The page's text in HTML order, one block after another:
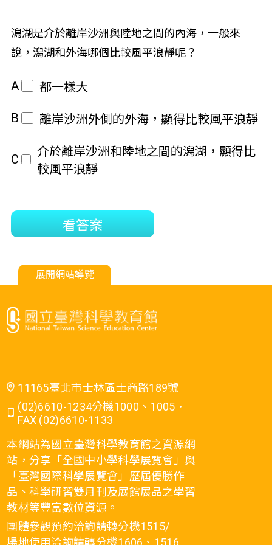
潟湖是介於離岸沙洲與陸地之間的內海，一般來
說，潟湖和外海哪個比較風平浪靜呢？
A 都一樣大
B 離岸沙洲外側的外海，顯得比較風平浪靜
C
介於離岸沙洲和陸地之間的潟湖，顯得比
較風平浪靜
看答案
展開網站導覽
11165臺北市士林區士商路189號
(02)6610-1234分機1000、1005．
FAX (02)6610-1133
本網站為國立臺灣科學教育館之資源網
站，分享「全國中小學科學展覽會」與
「臺灣國際科學展覽會」歷屆優勝作
品、科學研習雙月刊及展館展品之學習
教材等豐富數位資源。
團體參觀預約洽詢請轉分機1515/
場地使用洽詢請轉分機1606、1516